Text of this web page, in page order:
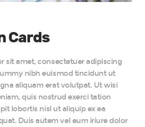
Cards
sit amet, consectetuer adipiscing
nibh euismod tincidunt ut
aliquam erat volutpat. Ut wisi
quis nostrud exerci tation
lobortis nisl ut aliquip ex ea
Duis autem vel eum iriure dolor